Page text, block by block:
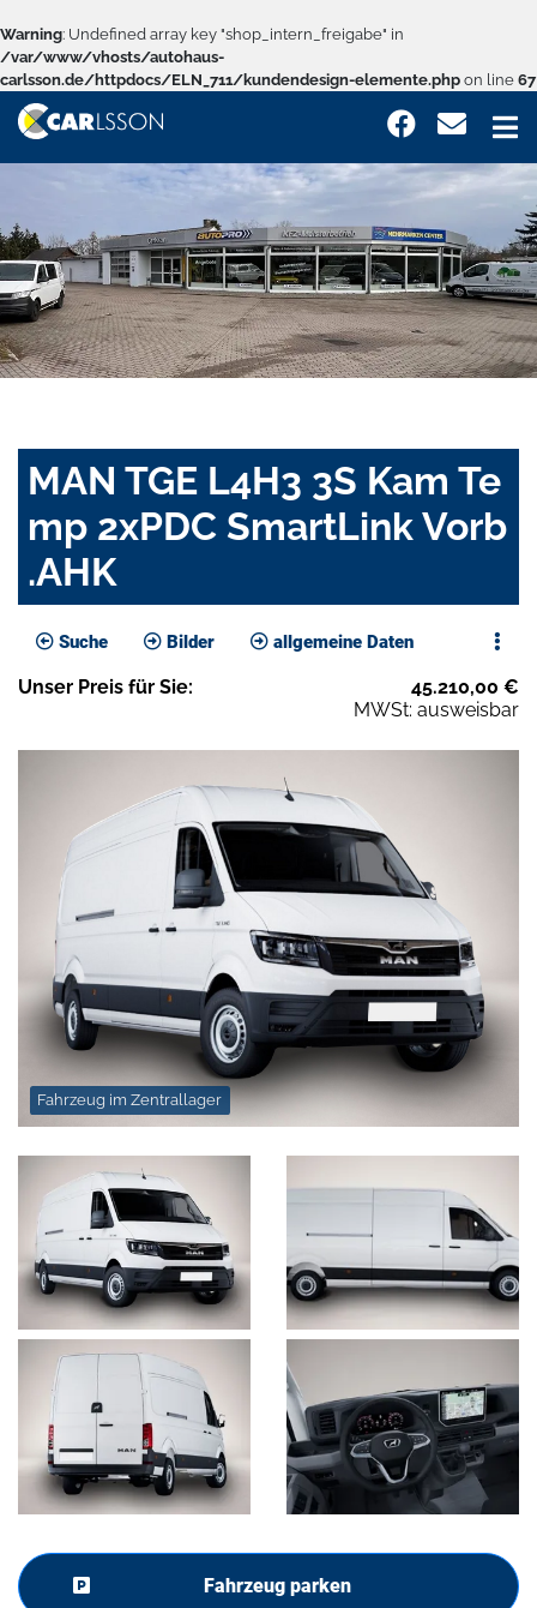
Warning: Undefined array key "shop_intern_freigabe" in
/var/www/vhosts/autohaus-
carlsson.de/httpdocs/ELN_711/kundendesign-elemente.php on line 67
MAN TGE L4H3 3S Kam Te
mp 2xPDC SmartLink Vorb
.AHK
Suche Bilder allgemeine Daten
Unser Preis für Sie: 45.210,00 €
MWSt: ausweisbar
Fahrzeug im Zentrallager
Fahrzeug parken